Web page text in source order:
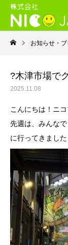
お知らせ・
?木津市場で
2025.11.08
こんにちは！ニ
先週は、みんな
に行ってきました